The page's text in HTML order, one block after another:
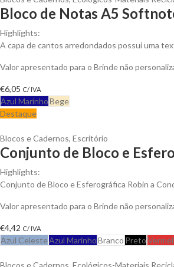
Bloco de Notas A5
Highlights:
A capa de cantos arredondados possui uma
Valor apresentado para o Brinde não
€6,05 C/ IVA
Azul MarinhoBege
Destaque
Blocos e Cadernos, Escritório
Conjunto de Bloco e
Highlights:
Conjunto de Bloco e Esferográfica Robin a
Valor apresentado para o Brinde não
€4,42 C/ IVA
Azul CelesteAzul MarinhoBranco Preto
Blocos e Cadernos Ecológicos-Materiais